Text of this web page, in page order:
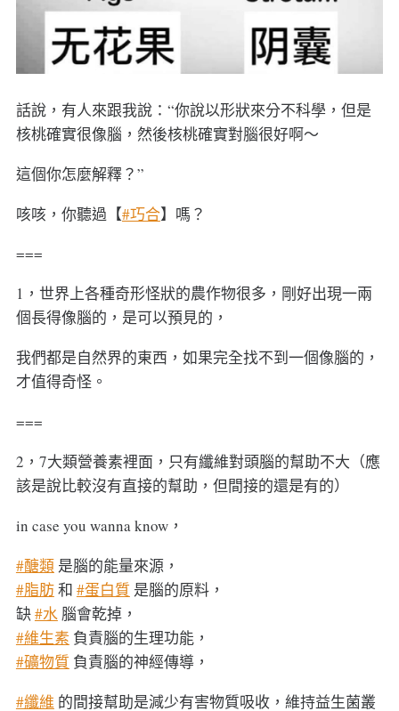
話說，有人來跟我說：“你說以形狀來分不科學，但是
核桃確實很像腦，然後核桃確實對腦很好啊～
這個你怎麼解釋？”
咳咳，你聽過【#巧合】嗎？
===
1，世界上各種奇形怪狀的農作物很多，剛好出現一兩
個長得像腦的，是可以預見的，
我們都是自然界的東西，如果完全找不到一個像腦的，
才值得奇怪。
===
2，7大類營養素裡面，只有纖維對頭腦的幫助不大（應
該是說比較沒有直接的幫助，但間接的還是有的）
in case you wanna know，
#醣類是腦的能量來源，
#脂肪和 #蛋白質是腦的原料，
缺#水腦會乾掉，
#維生素負責腦的生理功能，
#礦物質負責腦的神經傳導，
#纖維的間接幫助是減少有害物質吸收，維持益生菌叢